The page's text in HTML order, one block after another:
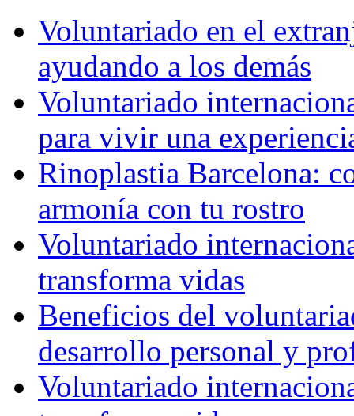
Voluntariado en el
ayudando a los demás
Voluntariado
para vivir una
Rinoplastia Barcelona:
armonía con tu rostro
Voluntariado
transforma vidas
Beneficios del
desarrollo personal y
Voluntariado